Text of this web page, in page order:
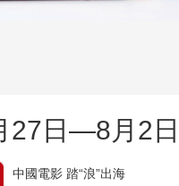
27日—8月2日
中國電影 踏“浪”出海